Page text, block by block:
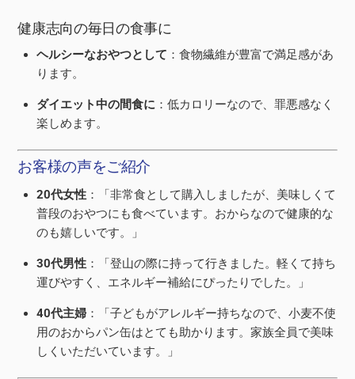
健康志向の毎日の食事に
ヘルシーなおやつとして ：食物繊維が豊富で満足感があ
ります。
ダイエット中の間食に ：低カロリーなので、罪悪感なく
楽しめます。
お客様の声をご紹介
20代女性 ：「非常食として購入しましたが、美味しくて
普段のおやつにも食べています。おからなので健康的な
のも嬉しいです。」
30代男性 ：「登山の際に持って行きました。軽くて持ち
運びやすく、エネルギー補給にぴったりでした。」
40代主婦 ：「子どもがアレルギー持ちなので、小麦不使
用のおからパン缶はとても助かります。家族全員で美味
しくいただいています。」